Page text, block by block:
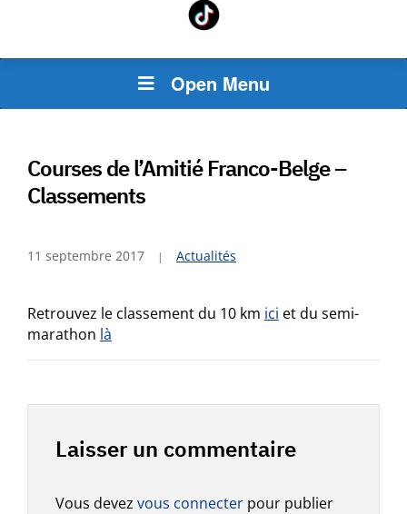
Open Menu
Courses de l’Amitié Franco-Belge –
Classements
11 septembre 2017 Actualités
Retrouvez le classement du 10 km ici et du semi-
marathon là
Laisser un commentaire
Vous devez vous connecter pour publier